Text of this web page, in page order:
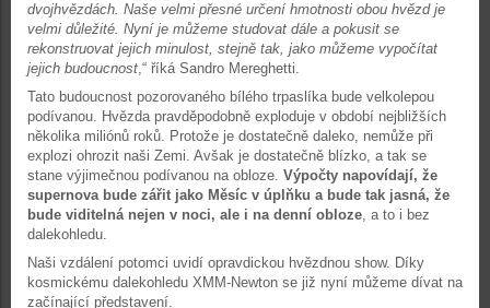
dvojhvězdách. Naše velmi přesné určení hmotnosti obou hvězd je
velmi důležité. Nyní je můžeme studovat dále a pokusit se
rekonstruovat jejich minulost, stejně tak, jako můžeme vypočítat
jejich budoucnost,“ říká Sandro Mereghetti.
Tato budoucnost pozorovaného bílého trpaslíka bude velkolepou
podívanou. Hvězda pravděpodobně exploduje v období nejbližších
několika miliónů roků. Protože je dostatečně daleko, nemůže při
explozi ohrozit naši Zemi. Avšak je dostatečně blízko, a tak se
stane výjimečnou podívanou na obloze. Výpočty napovídají, že
supernova bude zářit jako Měsíc v úplňku a bude tak jasná, že
bude viditelná nejen v noci, ale i na denní obloze, a to i bez
dalekohledu.
Naši vzdálení potomci uvidí opravdickou hvězdnou show. Díky
kosmickému dalekohledu XMM-Newton se již nyní můžeme dívat na
začínající představení.